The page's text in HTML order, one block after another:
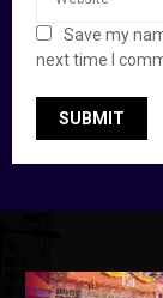
Save my
next time I